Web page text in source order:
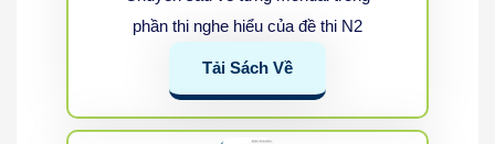
phần thi nghe hiểu của đề thi N2
Tải Sách Về